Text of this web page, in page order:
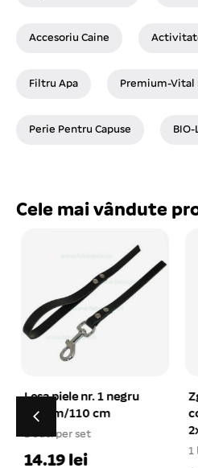
Accesoriu Caine
Filtru Apa Premium-Vital
Perie Pentru Capuse BIO-
Cele mai vândute
Zgarda din piele cu
conuri nr. 2 rosu
2x45cm
1 buc. per set